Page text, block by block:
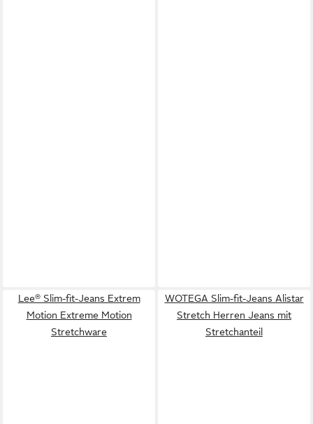
Lee® Slim-fit-Jeans Extrem
Motion Extreme Motion
Stretchware
WOTEGA Slim-fit-Jeans Alistar
Stretch Herren Jeans mit
Stretchanteil